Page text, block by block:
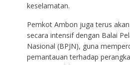
keselamatan.
Pemkot Ambon juga terus
secara intensif dengan Balai
Nasional (BPJN), guna
pemantauan terhadap